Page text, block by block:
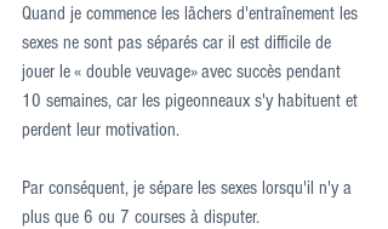
Quand je commence les lâchers d'entraînement les
sexes ne sont pas séparés car il est difficile de
jouer le « double veuvage» avec succès pendant
10 semaines, car les pigeonneaux s'y habituent et
perdent leur motivation.
Par conséquent, je sépare les sexes lorsqu'il n'y a
plus que 6 ou 7 courses à disputer.